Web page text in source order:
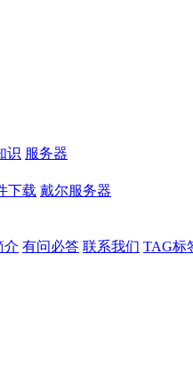
识 服务器
下载 戴尔服务器
介 有问必答 联系我们 TAG标